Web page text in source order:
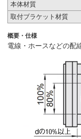
本体材質
取付ブラケット材質
概要・仕様
電線・ホースなどの配